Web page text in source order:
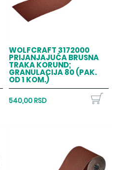
WOLFCRAFT 3172000
PRIJANJAJUĆA BRUSNA
TRAKA KORUND;
GRANULACIJA 80 (PAK.
OD 1 KOM.)
540,00 RSD